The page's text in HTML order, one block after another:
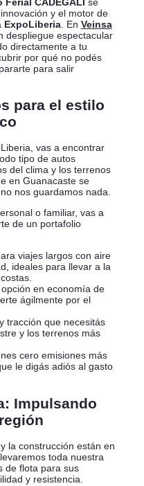
y el motor de
ExpoLiberia. En Veinsa
espectacular
directamente a tu
por qué no podés
para salir
para el estilo
vas a encontrar
tipo de autos
del clima y los terrenos
en Guanacaste se
nos guardamos nada.
o familiar, vas a
de un portafolio
viajes largos con aire
ideales para llevar a la
en economía de
ágilmente por el
tracción que necesitás
y los terrenos más
cero emisiones más
le digás adiós al gasto
Impulsando
la construcción están en
toda nuestra
de flota para sus
y resistencia.